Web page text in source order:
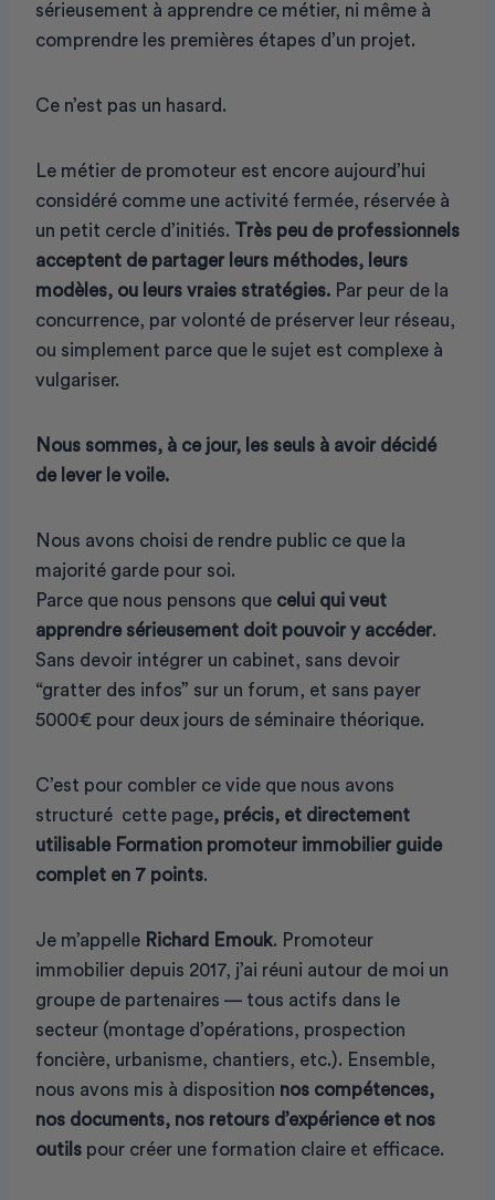
sérieusement à apprendre ce métier, ni même à
comprendre les premières étapes d’un projet.
Ce n’est pas un hasard.
Le métier de promoteur est encore aujourd’hui
considéré comme une activité fermée, réservée à
un petit cercle d’initiés. Très peu de professionnels
acceptent de partager leurs méthodes, leurs
modèles, ou leurs vraies stratégies. Par peur de la
concurrence, par volonté de préserver leur réseau,
ou simplement parce que le sujet est complexe à
vulgariser.
Nous sommes, à ce jour, les seuls à avoir décidé
de lever le voile.
Nous avons choisi de rendre public ce que la
majorité garde pour soi.
Parce que nous pensons que celui qui veut
apprendre sérieusement doit pouvoir y accéder.
Sans devoir intégrer un cabinet, sans devoir
“gratter des infos” sur un forum, et sans payer
5000€ pour deux jours de séminaire théorique.
C’est pour combler ce vide que nous avons
structuré cette page, précis, et directement
utilisable Formation promoteur immobilier guide
complet en 7 points.
Je m’appelle Richard Emouk. Promoteur
immobilier depuis 2017, j’ai réuni autour de moi un
groupe de partenaires — tous actifs dans le
secteur (montage d’opérations, prospection
foncière, urbanisme, chantiers, etc.). Ensemble,
nous avons mis à disposition nos compétences,
nos documents, nos retours d’expérience et nos
outils pour créer une formation claire et efficace.